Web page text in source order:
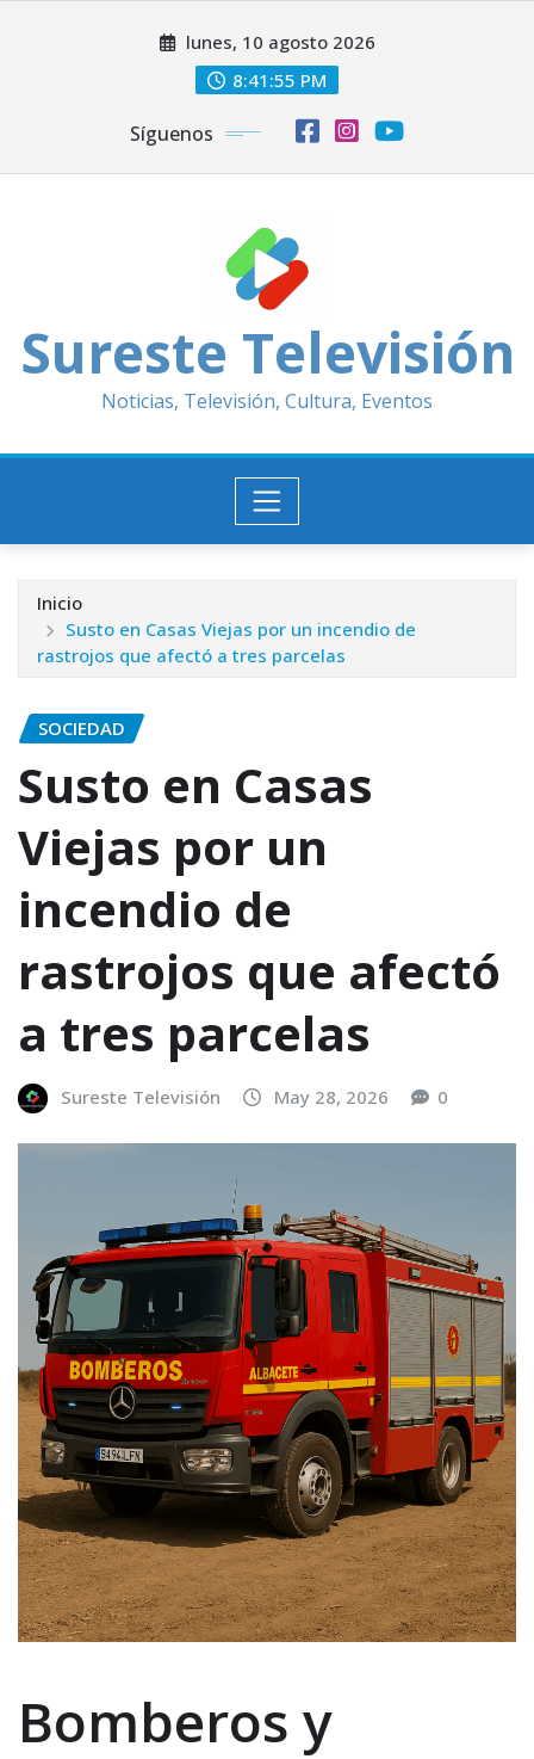
lunes, 10 agosto 2026
8:41:57 PM
Síguenos
Sureste Televisión
Noticias, Televisión, Cultura, Eventos
Inicio
Susto en Casas Viejas por un incendio de
rastrojos que afectó a tres parcelas
SOCIEDAD
Susto en Casas
Viejas por un
incendio de
rastrojos que afectó
a tres parcelas
Sureste Televisión May 28, 2026 0
Bomberos y